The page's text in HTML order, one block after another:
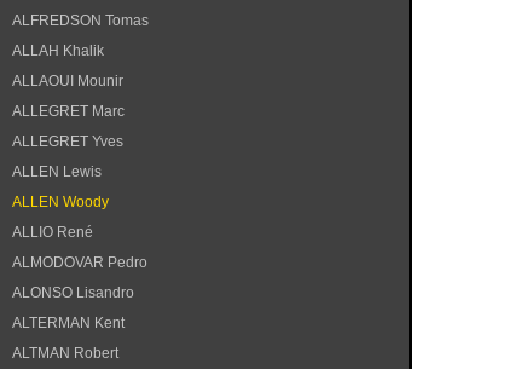
ALFREDSON Tomas
ALLAH Khalik
ALLAOUI Mounir
ALLEGRET Marc
ALLEGRET Yves
ALLEN Lewis
ALLEN Woody
ALLIO René
ALMODOVAR Pedro
ALONSO Lisandro
ALTERMAN Kent
ALTMAN Robert